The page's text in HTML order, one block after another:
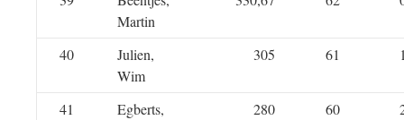
Martin
40
Julien,
Wim
305 61
41
Egberts,
280 60